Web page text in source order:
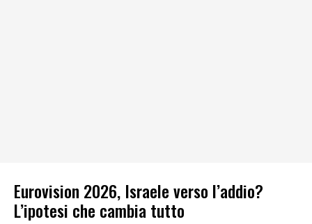
Eurovision 2026, Israele verso l’addio?
L’ipotesi che cambia tutto